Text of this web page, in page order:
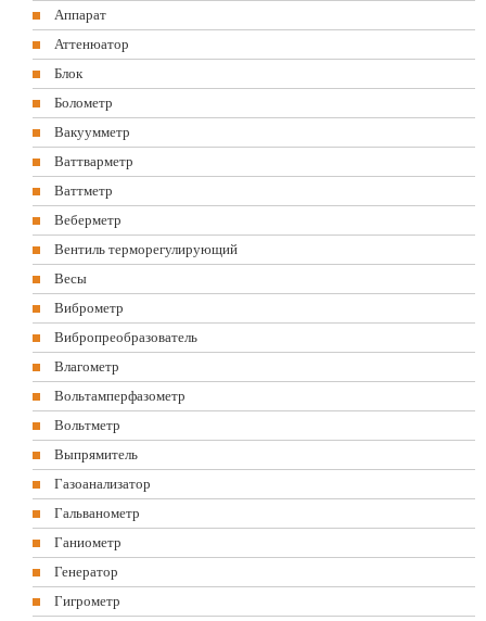
Аппарат
Аттенюатор
Блок
Болометр
Вакуумметр
Ваттварметр
Ваттметр
Веберметр
Вентиль терморегулирующий
Весы
Виброметр
Вибропреобразователь
Влагометр
Вольтамперфазометр
Вольтметр
Выпрямитель
Газоанализатор
Гальванометр
Ганиометр
Генератор
Гигрометр